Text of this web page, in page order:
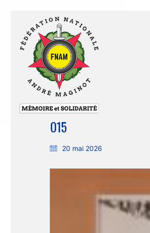
015
20 mai 2026